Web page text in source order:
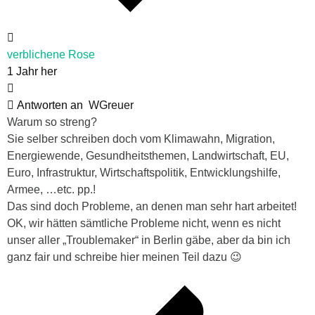
verblichene Rose
1 Jahr her
Antworten an WGreuer
Warum so streng?
Sie selber schreiben doch vom Klimawahn, Migration,
Energiewende, Gesundheitsthemen, Landwirtschaft, EU,
Euro, Infrastruktur, Wirtschaftspolitik, Entwicklungshilfe,
Armee, …etc. pp.!
Das sind doch Probleme, an denen man sehr hart arbeitet!
OK, wir hätten sämtliche Probleme nicht, wenn es nicht
unser aller „Troublemaker“ in Berlin gäbe, aber da bin ich
ganz fair und schreibe hier meinen Teil dazu 😉